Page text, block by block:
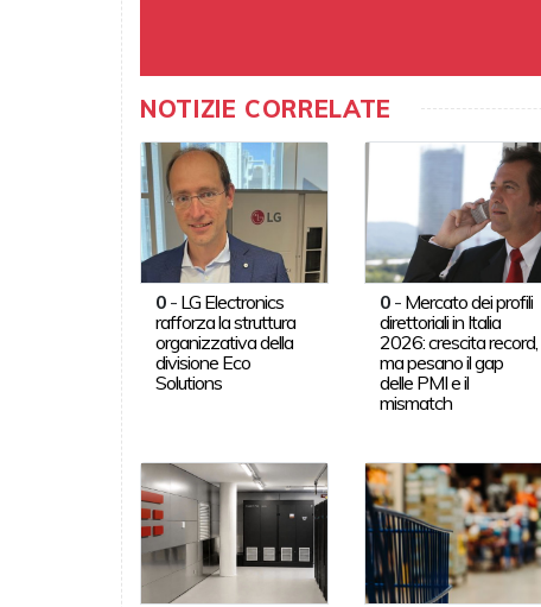
NOTIZIE CORRELATE
0- LG Electronics
rafforza la struttura
organizzativa della
divisione Eco
Solutions
0 - Mercato dei profili
direttoriali in Italia
2026: crescita record,
ma pesano il gap
delle PMI e il
mismatch